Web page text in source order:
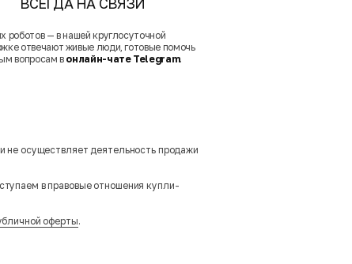
ВСЕГДА НА СВЯЗИ
роботов — в нашей круглосуточной
отвечают живые люди, готовые помочь
вопросам в онлайн-чате Telegram.
не осуществляет деятельность продажи
в правовые отношения купли-
оферты.